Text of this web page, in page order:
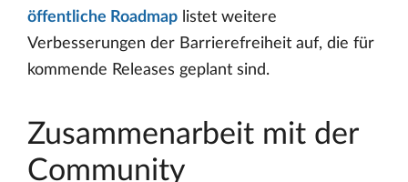
öffentliche Roadmap listet weitere
Verbesserungen der Barrierefreiheit auf, die für
kommende Releases geplant sind.
Zusammenarbeit mit der
Community